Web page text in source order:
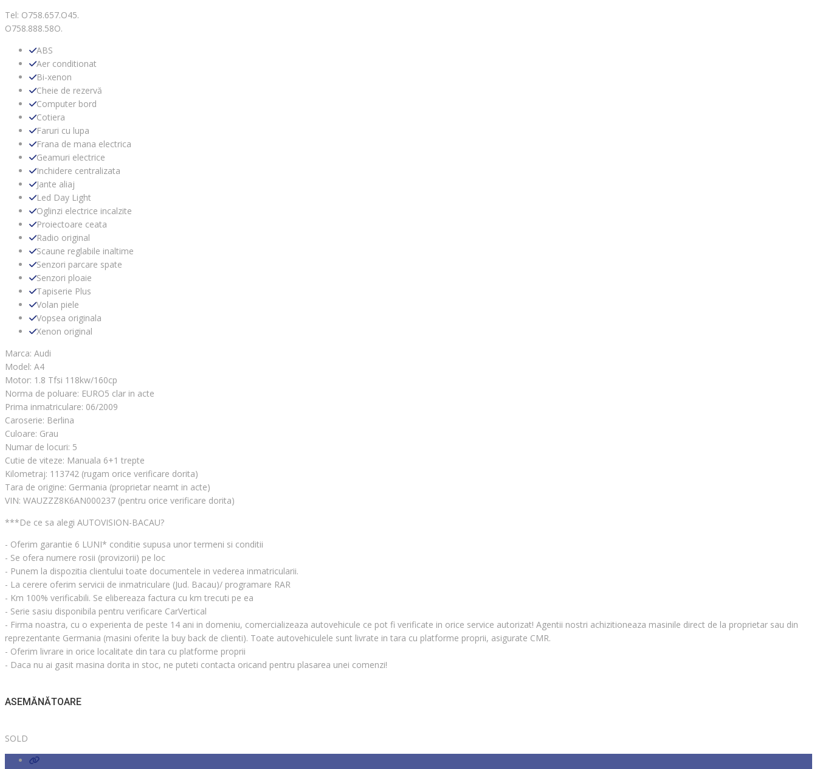
Tel: O758.657.O45.
O758.888.58O.
ABS
Aer conditionat
Bi-xenon
Cheie de rezervă
Computer bord
Cotiera
Faruri cu lupa
Frana de mana electrica
Geamuri electrice
Inchidere centralizata
Jante aliaj
Led Day Light
Oglinzi electrice incalzite
Proiectoare ceata
Radio original
Scaune reglabile inaltime
Senzori parcare spate
Senzori ploaie
Tapiserie Plus
Volan piele
Vopsea originala
Xenon original
Marca: Audi
Model: A4
Motor: 1.8 Tfsi 118kw/160cp
Norma de poluare: EURO5 clar in acte
Prima inmatriculare: 06/2009
Caroserie: Berlina
Culoare: Grau
Numar de locuri: 5
Cutie de viteze: Manuala 6+1 trepte
Kilometraj: 113742 (rugam orice verificare dorita)
Tara de origine: Germania (proprietar neamt in acte)
VIN: WAUZZZ8K6AN000237 (pentru orice verificare dorita)
***De ce sa alegi AUTOVISION-BACAU?
- Oferim garantie 6 LUNI* conditie supusa unor termeni si conditii
- Se ofera numere rosii (provizorii) pe loc
- Punem la dispozitia clientului toate documentele in vederea inmatricularii.
- La cerere oferim servicii de inmatriculare (Jud. Bacau)/ programare RAR
- Km 100% verificabili. Se elibereaza factura cu km trecuti pe ea
- Serie sasiu disponibila pentru verificare CarVertical
- Firma noastra, cu o experienta de peste 14 ani in domeniu, comercializeaza autovehicule ce pot fi verificate in orice service autorizat! Agentii nostri achizitioneaza masinile direct de la proprietar sau din
reprezentante Germania (masini oferite la buy back de clienti). Toate autovehiculele sunt livrate in tara cu platforme proprii, asigurate CMR.
- Oferim livrare in orice localitate din tara cu platforme proprii
- Daca nu ai gasit masina dorita in stoc, ne puteti contacta oricand pentru plasarea unei comenzi!
ASEMĂNĂTOARE
SOLD